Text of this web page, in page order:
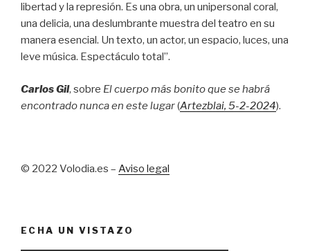
libertad y la represión. Es una obra, un unipersonal coral,
una delicia, una deslumbrante muestra del teatro en su
manera esencial. Un texto, un actor, un espacio, luces, una
leve música. Espectáculo total”.
Carlos Gil, sobre El cuerpo más bonito que se habrá
encontrado nunca en este lugar(Artezblai, 5-2-2024).
© 2022 Volodia.es – Aviso legal
ECHA UN VISTAZO